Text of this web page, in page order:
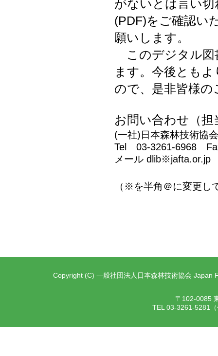
がないとは言い
(PDF)をご確認い
願いします。
このデジタル図
ます。今後とも
ので、是非皆様
お問い合わせ（担
(一社)日本森林技術
Tel 03-3261-6968
メール dlib※jafta.or.jp
（※を半角＠に変更し
Copyright (C) 一般社団法人日本森林技術協会
〒102-0085
TEL 03-3261-5281